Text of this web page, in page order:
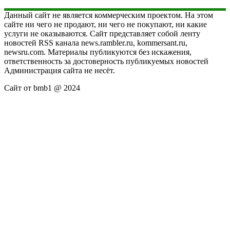
Данный сайт не является коммерческим проектом. На этом
сайте ни чего не продают, ни чего не покупают, ни какие
услуги не оказываются. Сайт представляет собой ленту
новостей RSS канала news.rambler.ru, kommersant.ru,
newsru.com. Материалы публикуются без искажения,
ответственность за достоверность публикуемых новостей
Администрация сайта не несёт.
Сайт от bmb1 @ 2024